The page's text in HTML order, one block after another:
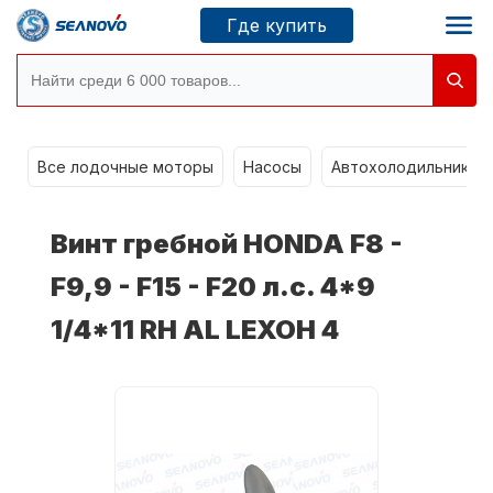
Где купить
Новосибирск
Моторы SEANOVO
Все лодочные моторы Насосы Автохолодильники
Винт гребной HONDA F8 -
F9,9 - F15 - F20 л.с. 4*9
1/4*11 RH AL LEXOH 4